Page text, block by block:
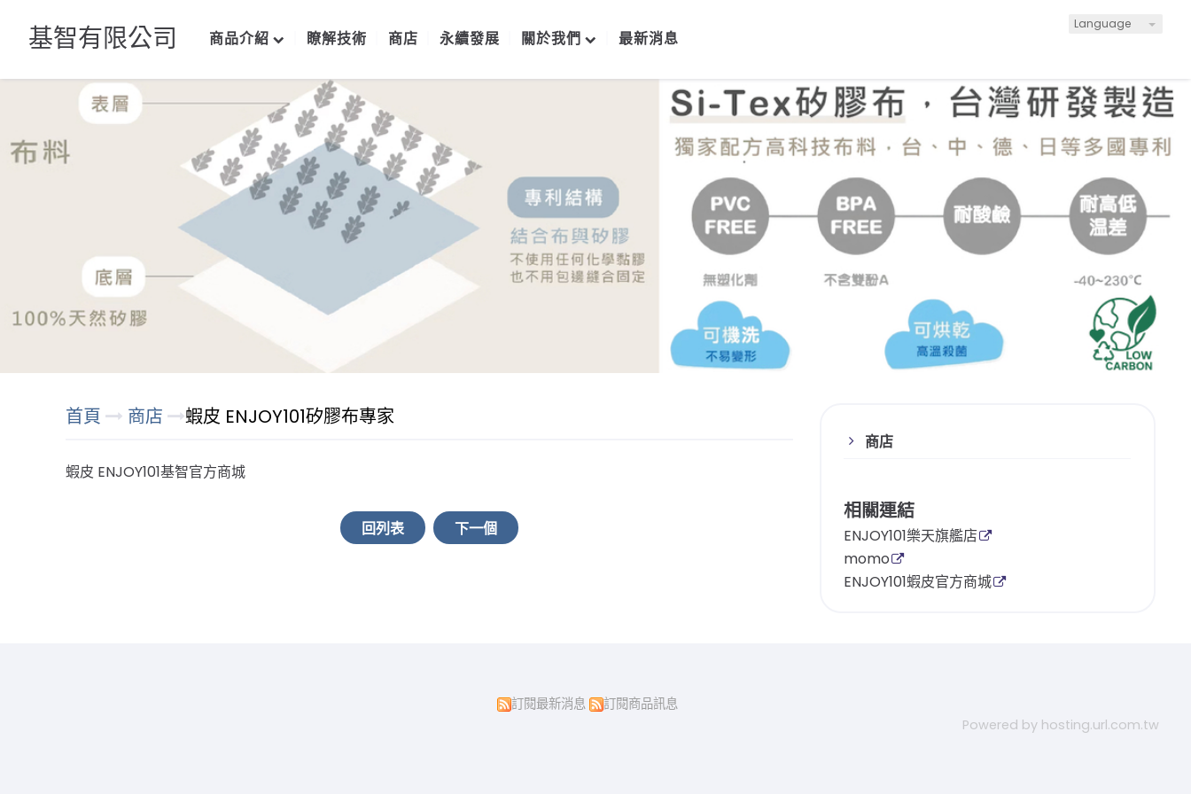
Language
基智有限公司 商品介紹 瞭解技術 商店 永續發展 關於我們 最新消息
商店
相關連結
ENJOY101樂天旗艦店
momo
ENJOY101蝦皮官方商城
首頁 商店 蝦皮 ENJOY101矽膠布專家
蝦皮 ENJOY101基智官方商城
回列表 下一個
訂閱最新消息
訂閱商品訊息
Powered by hosting.url.com.tw